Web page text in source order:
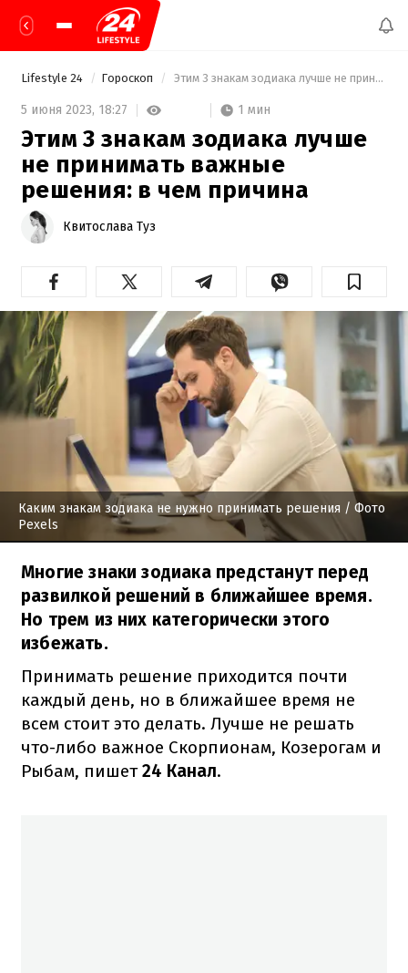
Lifestyle 24 Гороскоп Этим 3 знакам зодиака лучше не принимать важные решения: в чем причина
5 июня 2023, 18:27 1 мин
Этим 3 знакам зодиака лучше
не принимать важные
решения: в чем причина
Квитослава Туз
Каким знакам зодиака не нужно принимать решения / Фото
Pexels
Многие знаки зодиака предстанут перед
развилкой решений в ближайшее время.
Но трем из них категорически этого
избежать.
Принимать решение приходится почти
каждый день, но в ближайшее время не
всем стоит это делать. Лучше не решать
что-либо важное Скорпионам, Козерогам и
Рыбам, пишет24 Канал.